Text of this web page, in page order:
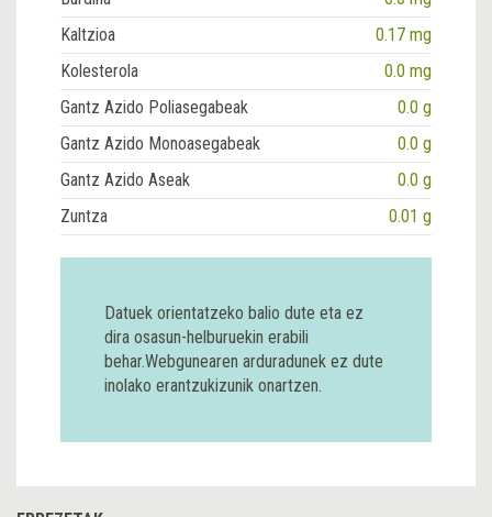
Kaltzioa
0.17 mg
Kolesterola
0.0 mg
Gantz Azido Poliasegabeak
0.0 g
Gantz Azido Monoasegabeak
0.0 g
Gantz Azido Aseak
0.0 g
Zuntza
0.01 g
Datuek orientatzeko balio dute eta ez
dira osasun-helburuekin erabili
behar.Webgunearen arduradunek ez dute
inolako erantzukizunik onartzen.